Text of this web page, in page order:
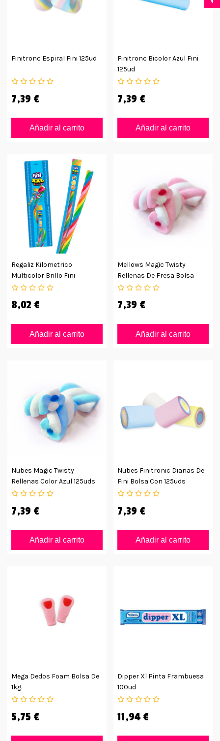
Finitronc Espiral Fini 125ud
7,39 €
Añadir al carrito
Finitronc Bicolor Azul Fini
125ud
7,39 €
Añadir al carrito
Regaliz Kilometrico
Multicolor Brillo Fini
Estuche 24ud
8,02 €
Añadir al carrito
Mellows Magic Twisty
Rellenas De Fresa Bolsa
125uds
7,39 €
Añadir al carrito
Nubes Magic Twisty
Rellenas Color Azul 125uds
7,39 €
Añadir al carrito
Nubes Finitronic Dianas De
Fini Bolsa Con 125uds
7,39 €
Añadir al carrito
Mega Dedos Foam Bolsa De
1kg.
5,75 €
Dipper Xl Pinta Frambuesa
100ud
11,94 €